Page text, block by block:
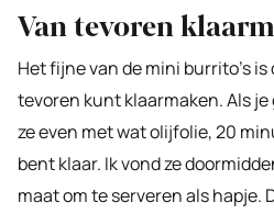
Van tevoren
Het fijne van de mini burrito’s
tevoren kunt klaarmaken. Als
ze even met wat olijfolie, 20
bent klaar. Ik vond ze
maat om te serveren als hapje.